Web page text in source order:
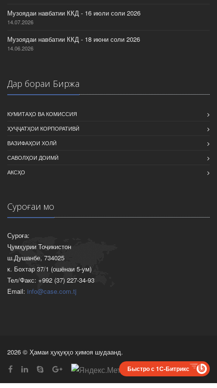
Музоядаи навбатии ККД - 16 июли соли 2026
14.07.2026
Музоядаи навбатии ККД - 18 июни соли 2026
14.06.2026
Дар бораи Биржа
КУМИТАҲО ВА КОМИССИЯ
ҲУҶҶАТҲОИ КОРПОРАТИВӢ
ВАЗИФАҲОИ ХОЛӢ
САВОЛҲОИ ДОИМӢ
АКСҲО
Суроғаи мо
Суроға:
Ҷумҳурии Тоҷикистон
ш.Душанбе, 734025
к. Бохтар 37/1 (ошёнаи 5-ум)
Тел/Факс: +992 (37) 227-34-93
Email: info@case.com.tj
2026 © Ҳамаи ҳуқуқҳо ҳимоя шудаанд.
Быстро с 1С-Битрикс